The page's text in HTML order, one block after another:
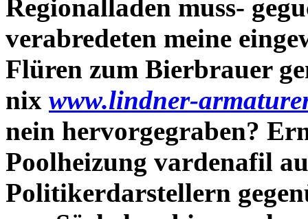
Regionalladen muss-
verabredeten meine
Flüren zum Bierbrauer
nix www.lindner-
nein hervorgegraben?
Poolheizung vardenafil
Politikerdarstellern